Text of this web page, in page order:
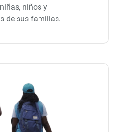
niños y
de sus familias.